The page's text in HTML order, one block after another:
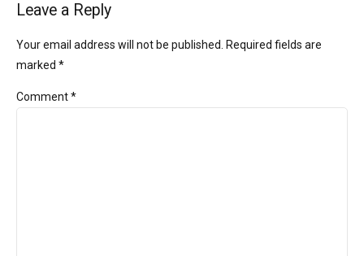
Leave a Reply
Your email address will not be published. Required fields are
marked *
Comment*